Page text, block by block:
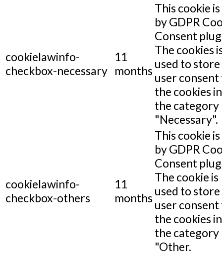
cookielawinfo-
checkbox-necessary
11
months
This cookie
by GDPR
Consent
The cookies
used to
user
the cookies in
the category
"Necessary".
cookielawinfo-
checkbox-others
11
months
This cookie
by GDPR
Consent
The cookie is
used to
user
the cookies in
the category
"Other.